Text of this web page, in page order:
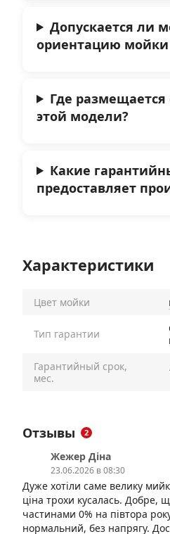
Допускается ли
ориентацию мойки
Где размещается
этой модели?
Какие
предоставляет
Характеристики
Цвет мойки
Тип гарантии
Гарантийный срок,
мес.
Отзывы 2
Жежер Діна
23.06.2026 в 08:30
Дуже хотіли саме велику
ціна трохи кусалась. Добре,
частинами 0% на півтора
нормальний, без напрягу.